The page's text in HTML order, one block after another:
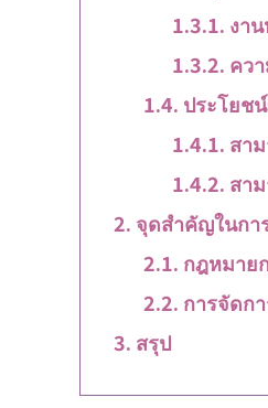
งา
คว
ประโยช
สา
สา
จุดสำคัญในกา
กฎหมาย
การจัดก
สรุป